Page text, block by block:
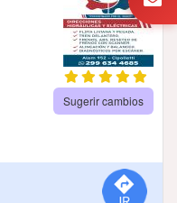
Sugerir cambios